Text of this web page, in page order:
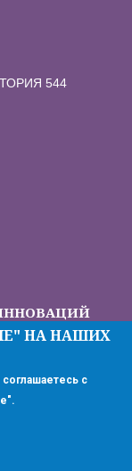
544
НА НАШИХ
с